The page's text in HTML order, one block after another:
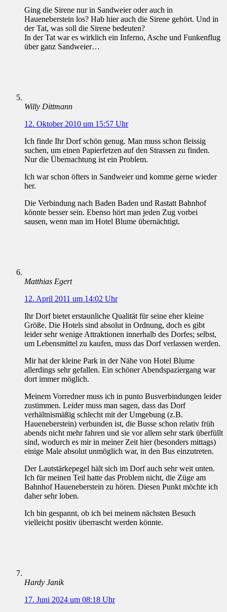
Ging die Sirene nur in Sandweier oder auch in
Haueneberstein los? Hab hier auch die Sirene gehört. Und in
der Tat, was soll die Sirene bedeuten?
In der Tat war es wirklich ein Inferno, Asche und Funkenflug
über ganz Sandweier…
Willy Dittmann
12. Oktober 2010 um 15:57 Uhr
Ich finde Ihr Dorf schön genug. Man muss schon fleissig
suchen, um einen Papierfetzen auf den Strassen zu finden.
Nur die Übernachtung ist ein Problem.
Ich war schon öfters in Sandweier und komme gerne wieder
her.
Die Verbindung nach Baden Baden und Rastatt Bahnhof
könnte besser sein. Ebenso hört man jeden Zug vorbei
sausen, wenn man im Hotel Blume übernächtigt.
Matthias Egert
12. April 2011 um 14:02 Uhr
Ihr Dorf bietet erstaunliche Qualität für seine eher kleine
Größe. Die Hotels sind absolut in Ordnung, doch es gibt
leider sehr wenige Attraktionen innerhalb des Dorfes; selbst,
um Lebensmittel zu kaufen, muss das Dorf verlassen werden.
Mir hat der kleine Park in der Nähe von Hotel Blume
allerdings sehr gefallen. Ein schöner Abendspaziergang war
dort immer möglich.
Meinem Vorredner muss ich in punto Busverbindungen leider
zustimmen. Leider muss man sagen, dass das Dorf
verhältnismäßig schlecht mit der Umgebung (z.B.
Haueneberstein) verbunden ist, die Busse schon relativ früh
abends nicht mehr fahren und sie vor allem sehr stark überfüllt
sind, wodurch es mir in meiner Zeit hier (besonders mittags)
einige Male absolut unmöglich war, in den Bus einzutreten.
Der Lautstärkepegel hält sich im Dorf auch sehr weit unten.
Ich für meinen Teil hatte das Problem nicht, die Züge am
Bahnhof Haueneberstein zu hören. Diesen Punkt möchte ich
daher sehr loben.
Ich bin gespannt, ob ich bei meinem nächsten Besuch
vielleicht positiv überrascht werden könnte.
Hardy Janik
17. Juni 2024 um 08:18 Uhr